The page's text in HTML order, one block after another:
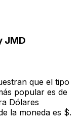
JMD
que el tipo
popular es de
Dólares
la moneda es $.